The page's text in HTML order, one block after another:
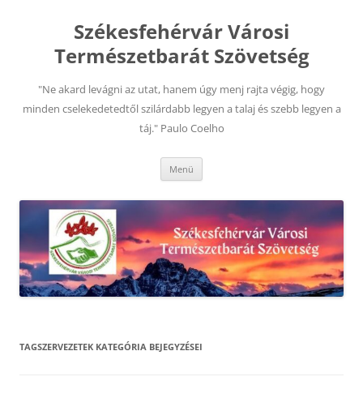
tartalombaSzékesfehérvár Városi
Természetbarát Szövetség
"Ne akard levágni az utat, hanem úgy menj rajta végig, hogy
minden cselekedetedtől szilárdabb legyen a talaj és szebb legyen a
táj." Paulo Coelho
Menü
TAGSZERVEZETEK KATEGÓRIA BEJEGYZÉSEI